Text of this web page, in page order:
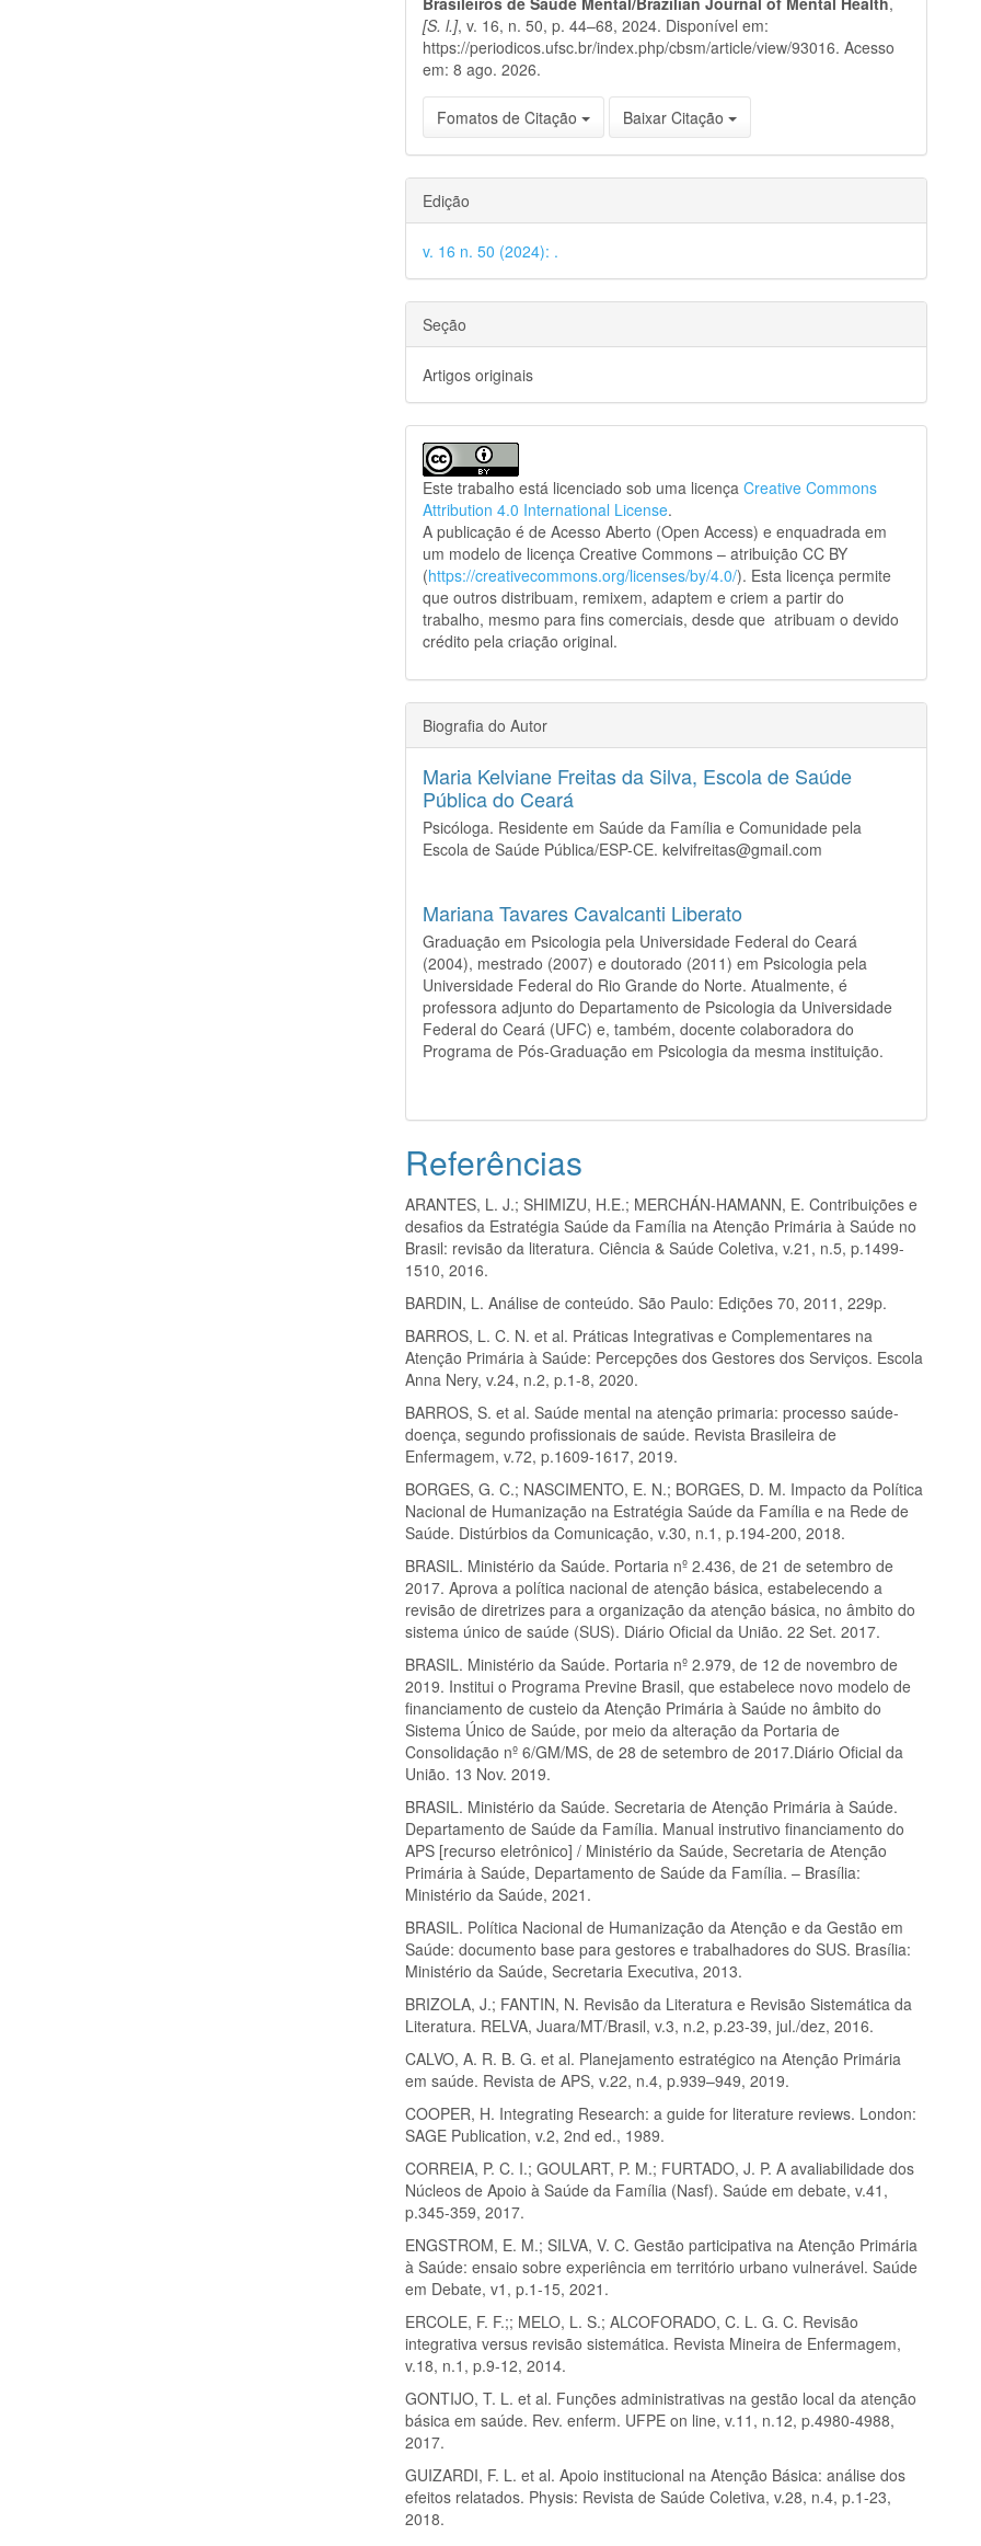
[S. l.], v. 16, n. 50, p. 44–68, 2024. Disponível em:
https://periodicos.ufsc.br/index.php/cbsm/article/view/93016. Acesso
em: 8 ago. 2026.
Fomatos de Citação Baixar Citação
Edição
v. 16 n. 50 (2024): .
Seção
Artigos originais
Este trabalho está licenciado sob uma licençaCreative Commons
Attribution 4.0 International License.
A publicação é de Acesso Aberto (Open Access) e enquadrada em
um modelo de licença Creative Commons – atribuição CC BY
(https://creativecommons.org/licenses/by/4.0/). Esta licença permite
que outros distribuam, remixem, adaptem e criem a partir do
trabalho, mesmo para fins comerciais, desde que atribuam o devido
crédito pela criação original.
Biografia do Autor
Maria Kelviane Freitas da Silva, Escola de Saúde
Pública do Ceará
Psicóloga. Residente em Saúde da Família e Comunidade pela
Escola de Saúde Pública/ESP-CE. kelvifreitas@gmail.com
Mariana Tavares Cavalcanti Liberato
Graduação em Psicologia pela Universidade Federal do Ceará
(2004), mestrado (2007) e doutorado (2011) em Psicologia pela
Universidade Federal do Rio Grande do Norte. Atualmente, é
professora adjunto do Departamento de Psicologia da Universidade
Federal do Ceará (UFC) e, também, docente colaboradora do
Programa de Pós-Graduação em Psicologia da mesma instituição.
Referências
ARANTES, L. J.; SHIMIZU, H.E.; MERCHÁN-HAMANN, E. Contribuições e
desafios da Estratégia Saúde da Família na Atenção Primária à Saúde no
Brasil: revisão da literatura. Ciência & Saúde Coletiva, v.21, n.5, p.1499-
1510, 2016.
BARDIN, L. Análise de conteúdo. São Paulo: Edições 70, 2011, 229p.
BARROS, L. C. N. et al. Práticas Integrativas e Complementares na
Atenção Primária à Saúde: Percepções dos Gestores dos Serviços. Escola
Anna Nery, v.24, n.2, p.1-8, 2020.
BARROS, S. et al. Saúde mental na atenção primaria: processo saúde-
doença, segundo profissionais de saúde. Revista Brasileira de
Enfermagem, v.72, p.1609-1617, 2019.
BORGES, G. C.; NASCIMENTO, E. N.; BORGES, D. M. Impacto da Política
Nacional de Humanização na Estratégia Saúde da Família e na Rede de
Saúde. Distúrbios da Comunicação, v.30, n.1, p.194-200, 2018.
BRASIL. Ministério da Saúde. Portaria nº 2.436, de 21 de setembro de
2017. Aprova a política nacional de atenção básica, estabelecendo a
revisão de diretrizes para a organização da atenção básica, no âmbito do
sistema único de saúde (SUS). Diário Oficial da União. 22 Set. 2017.
BRASIL. Ministério da Saúde. Portaria nº 2.979, de 12 de novembro de
2019. Institui o Programa Previne Brasil, que estabelece novo modelo de
financiamento de custeio da Atenção Primária à Saúde no âmbito do
Sistema Único de Saúde, por meio da alteração da Portaria de
Consolidação nº 6/GM/MS, de 28 de setembro de 2017.Diário Oficial da
União. 13 Nov. 2019.
BRASIL. Ministério da Saúde. Secretaria de Atenção Primária à Saúde.
Departamento de Saúde da Família. Manual instrutivo financiamento do
APS [recurso eletrônico] / Ministério da Saúde, Secretaria de Atenção
Primária à Saúde, Departamento de Saúde da Família. – Brasília:
Ministério da Saúde, 2021.
BRASIL. Política Nacional de Humanização da Atenção e da Gestão em
Saúde: documento base para gestores e trabalhadores do SUS. Brasília:
Ministério da Saúde, Secretaria Executiva, 2013.
BRIZOLA, J.; FANTIN, N. Revisão da Literatura e Revisão Sistemática da
Literatura. RELVA, Juara/MT/Brasil, v.3, n.2, p.23-39, jul./dez, 2016.
CALVO, A. R. B. G. et al. Planejamento estratégico na Atenção Primária
em saúde. Revista de APS, v.22, n.4, p.939–949, 2019.
COOPER, H. Integrating Research: a guide for literature reviews. London:
SAGE Publication, v.2, 2nd ed., 1989.
CORREIA, P. C. I.; GOULART, P. M.; FURTADO, J. P. A avaliabilidade dos
Núcleos de Apoio à Saúde da Família (Nasf). Saúde em debate, v.41,
p.345-359, 2017.
ENGSTROM, E. M.; SILVA, V. C. Gestão participativa na Atenção Primária
à Saúde: ensaio sobre experiência em território urbano vulnerável. Saúde
em Debate, v1, p.1-15, 2021.
ERCOLE, F. F.;; MELO, L. S.; ALCOFORADO, C. L. G. C. Revisão
integrativa versus revisão sistemática. Revista Mineira de Enfermagem,
v.18, n.1, p.9-12, 2014.
GONTIJO, T. L. et al. Funções administrativas na gestão local da atenção
básica em saúde. Rev. enferm. UFPE on line, v.11, n.12, p.4980-4988,
2017.
GUIZARDI, F. L. et al. Apoio institucional na Atenção Básica: análise dos
efeitos relatados. Physis: Revista de Saúde Coletiva, v.28, n.4, p.1-23,
2018.